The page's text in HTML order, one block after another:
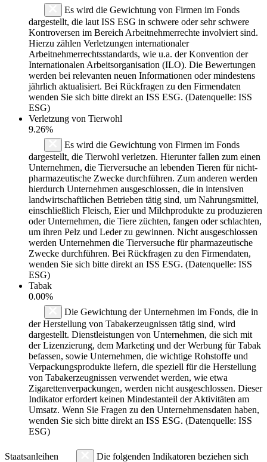
Es wird die Gewichtung von Firmen im Fonds
dargestellt, die laut ISS ESG in schwere oder sehr schwere
Kontroversen im Bereich Arbeitnehmerrechte involviert sind.
Hierzu zählen Verletzungen internationaler
Arbeitnehmerrechtsstandards, wie u.a. der Konvention der
Internationalen Arbeitsorganisation (ILO). Die Bewertungen
werden bei relevanten neuen Informationen oder mindestens
jährlich aktualisiert. Bei Rückfragen zu den Firmendaten
wenden Sie sich bitte direkt an ISS ESG. (Datenquelle: ISS
ESG)
Verletzung von Tierwohl
9.26%
Es wird die Gewichtung von Firmen im Fonds
dargestellt, die Tierwohl verletzen. Hierunter fallen zum einen
Unternehmen, die Tierversuche an lebenden Tieren für nicht-
pharmazeutische Zwecke durchführen. Zum anderen werden
hierdurch Unternehmen ausgeschlossen, die in intensiven
landwirtschaftlichen Betrieben tätig sind, um Nahrungsmittel,
einschließlich Fleisch, Eier und Milchprodukte zu produzieren
oder Unternehmen, die Tiere züchten, fangen oder schlachten,
um ihren Pelz und Leder zu gewinnen. Nicht ausgeschlossen
werden Unternehmen die Tierversuche für pharmazeutische
Zwecke durchführen. Bei Rückfragen zu den Firmendaten,
wenden Sie sich bitte direkt an ISS ESG. (Datenquelle: ISS
ESG)
Tabak
0.00%
Die Gewichtung der Unternehmen im Fonds, die in
der Herstellung von Tabakerzeugnissen tätig sind, wird
dargestellt. Dienstleistungen von Unternehmen, die sich mit
der Lizenzierung, dem Marketing und der Werbung für Tabak
befassen, sowie Unternehmen, die wichtige Rohstoffe und
Verpackungsprodukte liefern, die speziell für die Herstellung
von Tabakerzeugnissen verwendet werden, wie etwa
Zigarettenverpackungen, werden nicht ausgeschlossen. Dieser
Indikator erfordert keinen Mindestanteil der Aktivitäten am
Umsatz. Wenn Sie Fragen zu den Unternehmensdaten haben,
wenden Sie sich bitte direkt an ISS ESG. (Datenquelle: ISS
ESG)
Staatsanleihen
Die folgenden Indikatoren beziehen sich